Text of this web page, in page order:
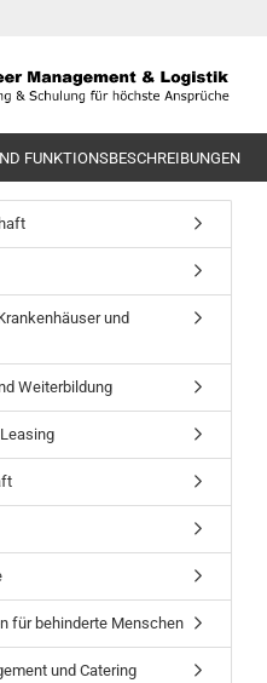
FUNKTIONSBESCHREIBUNGEN
und
Weiterbildung
für behinderte Menschen
und Catering